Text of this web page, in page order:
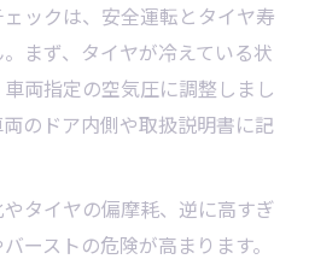
ックは、安全運転とタイヤ寿
まず、タイヤが冷えている状
両指定の空気圧に調整しまし
のドア内側や取扱説明書に記
タイヤの偏摩耗、逆に高すぎ
ーストの危険が高まります。